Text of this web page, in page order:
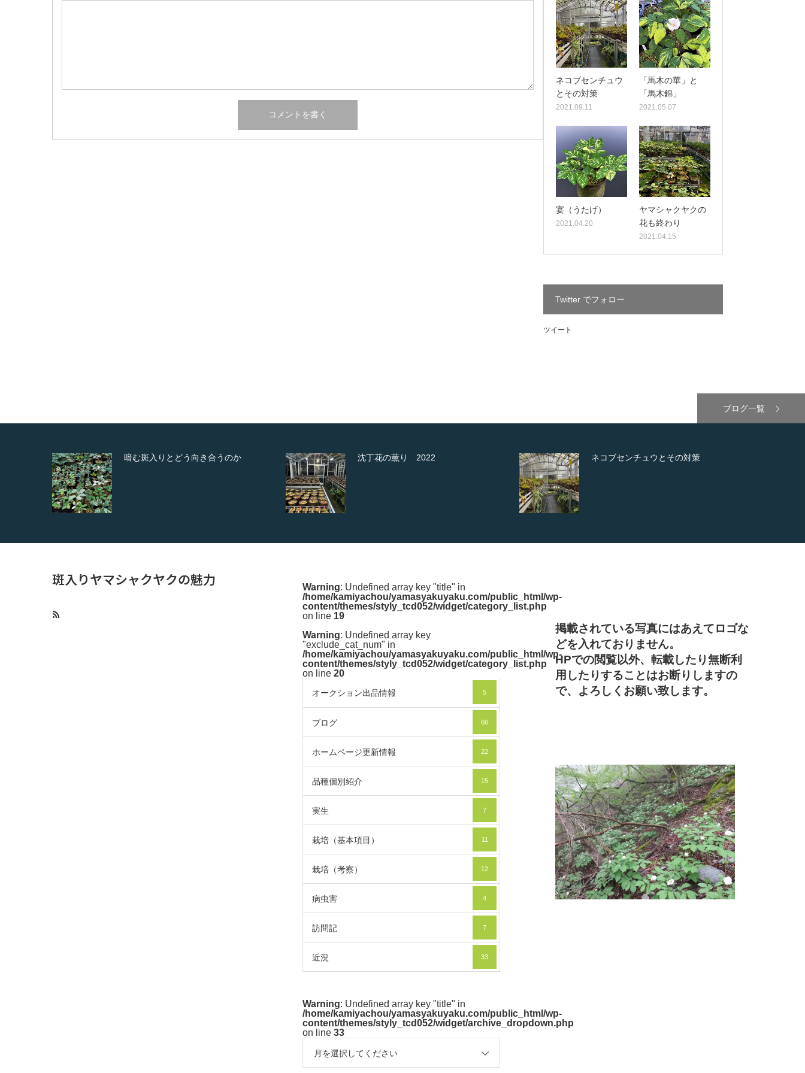
ネコブセンチュウ
とその対策
2021.09.11
「馬木の華」と
「馬木錦」
2021.05.07
宴（うたげ）
2021.04.20
ヤマシャクヤクの
花も終わり
2021.04.15
Twitter でフォロー
ツイート
ブログ一覧
暗む斑入りとどう向き合うのか 沈丁花の薫り 2022 ネコブセンチュウとその対策
斑入りヤマシャクヤクの魅力 Warning: Undefined array key "title" in
/home/kamiyachou/yamasyakuyaku.com/public_html/wp-
content/themes/styly_tcd052/widget/category_list.php
on line 19
Warning: Undefined array key
"exclude_cat_num" in
/home/kamiyachou/yamasyakuyaku.com/public_html/wp-
content/themes/styly_tcd052/widget/category_list.php
on line 20
オークション出品情報 5
ブログ 66
ホームページ更新情報 22
品種個別紹介 15
実生 7
栽培（基本項目） 11
栽培（考察） 12
病虫害 4
訪問記 7
近況 33
Warning: Undefined array key "title" in
/home/kamiyachou/yamasyakuyaku.com/public_html/wp-
content/themes/styly_tcd052/widget/archive_dropdown.php
on line 33
月を選択してください
掲載されている写真にはあえてロゴな
どを入れておりません。
HPでの閲覧以外、転載したり無断利
用したりすることはお断りしますの
で、よろしくお願い致します。